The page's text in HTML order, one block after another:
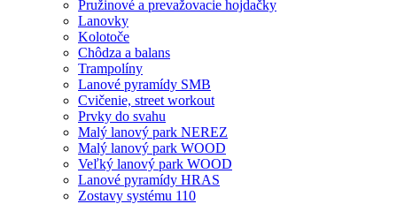
Pružinové a prevažovacie hojdačky
Lanovky
Kolotoče
Chôdza a balans
Trampolíny
Lanové pyramídy SMB
Cvičenie, street workout
Prvky do svahu
Malý lanový park NEREZ
Malý lanový park WOOD
Veľký lanový park WOOD
Lanové pyramídy HRAS
Zostavy systému 110